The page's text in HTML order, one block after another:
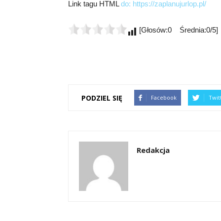
Link tagu HTMLdo: https://zaplanujurlop.pl/
[Głosów:0 Średnia:0/5]
PODZIEL SIĘ Facebook
Redakcja